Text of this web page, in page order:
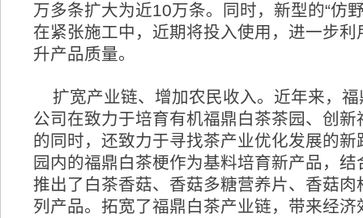
万多条扩大为近10万条。同时，新型的“仿
在紧张施工中，近期将投入使用，进一步利
升产品质量。
扩宽产业链、增加农民收入。近年来，福
公司在致力于培育有机福鼎白茶茶园、创新
的同时，还致力于寻找茶产业优化发展的新
园内的福鼎白茶梗作为基料培育新产品，
推出了白茶香菇、香菇多糖营养片、香菇肉
列产品。拓宽了福鼎白茶产业链，带来经济